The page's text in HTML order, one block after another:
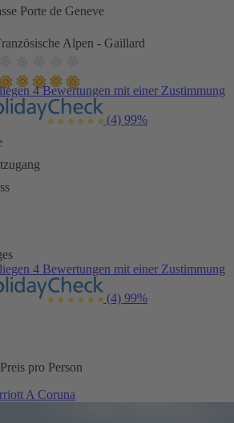
Porte de Geneve
Alpen - Gaillard
4 Bewertungen mit einer Zustimmung
(4) 99%
4 Bewertungen mit einer Zustimmung
(4) 99%
Preis pro Person
A Coruna